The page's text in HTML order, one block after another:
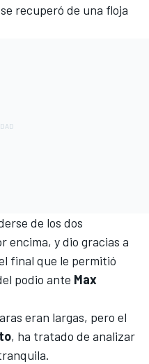
recuperó de una floja
de los dos
encima, y dio gracias a
final que le permitió
podio ante Max
eran largas, pero el
, ha tratado de analizar